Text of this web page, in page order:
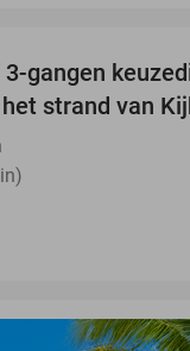
gangen
strand van